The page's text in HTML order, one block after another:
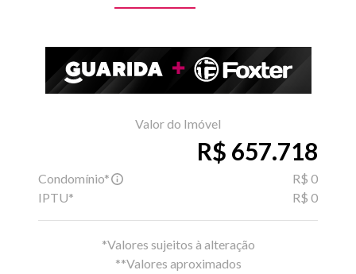
Valor do Imóvel
R$ 657.718
Condomínio*
R$ 0
IPTU*
R$ 0
*Valores sujeitos à alteração
**Valores aproximados